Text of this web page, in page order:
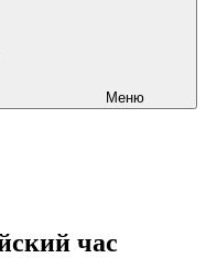
Меню
час